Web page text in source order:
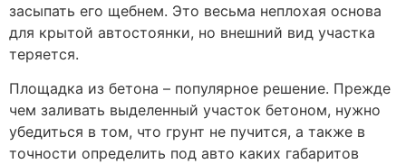
засыпать его щебнем. Это весьма неплохая основа
для крытой автостоянки, но внешний вид участка
теряется.
Площадка из бетона – популярное решение. Прежде
чем заливать выделенный участок бетоном, нужно
убедиться в том, что грунт не пучится, а также в
точности определить под авто каких габаритов